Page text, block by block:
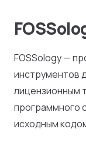
FOSSology —
инструментов
лицензионным
программного
исходным